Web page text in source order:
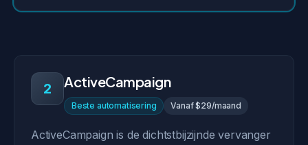
2 ActiveCampaign
Beste automatisering Vanaf $29/maand
ActiveCampaign is de dichtstbijzijnde vervanger